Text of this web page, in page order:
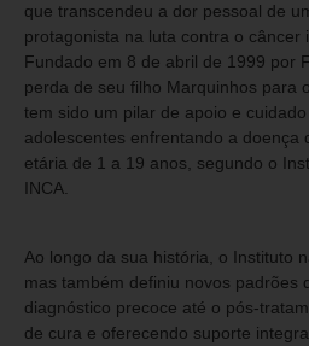
que transcendeu a dor pessoal de
protagonista na luta contra o câncer
Fundado em 8 de abril de 1999 por
perda de seu filho Marquinhos para
tem sido um pilar de apoio e
adolescentes enfrentando a doença
etária de 1 a 19 anos, segundo o
INCA.
Ao longo da sua história, o Instituto
mas também definiu novos padrões
diagnóstico precoce até o pós-
de cura e oferecendo suporte